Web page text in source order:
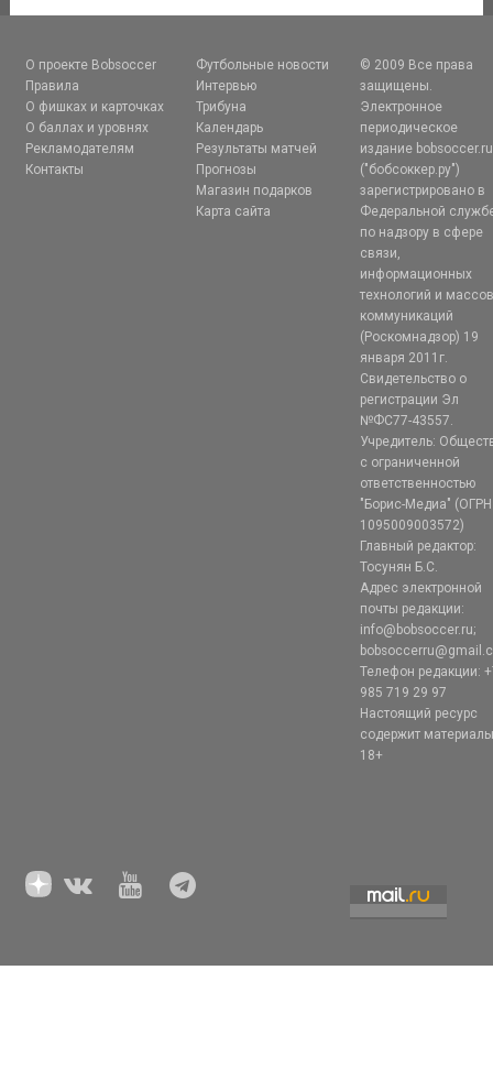
О проекте Bobsoccer
Правила
О фишках и карточках
О баллах и уровнях
Рекламодателям
Контакты
Футбольные новости
Интервью
Трибуна
Календарь
Результаты матчей
Прогнозы
Магазин подарков
Карта сайта
© 2009 Все права
защищены.
Электронное
периодическое
издание bobsoccer.ru
("бобсоккер.ру")
зарегистрировано в
Федеральной
по надзору в сфере
связи,
информационных
технологий и
коммуникаций
(Роскомнадзор) 19
января 2011г.
Свидетельство о
регистрации Эл
№ФС77-43557.
Учредитель:
с ограниченной
ответственностью
"Борис-Медиа" (ОГРН
1095009003572)
Главный редактор:
Тосунян Б.С.
Адрес электронной
почты редакции:
info@bobsoccer.ru;
Телефон редакции:
985 719 29 97
Настоящий ресурс
содержит
18+